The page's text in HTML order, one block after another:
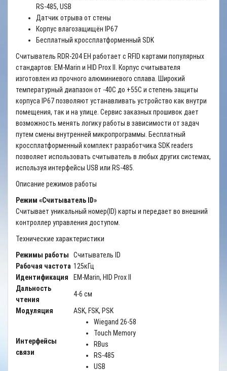
RS-485, USB
Датчик отрыва от стены
Корпус влагозащищён IP67
Бесплатный кроссплатформенный SDK
Считыватель RDR-204 EH работает с RFID картами популярных
стандартов: EM-Marin и HID Prox II. Корпус считывателя
изготовлен из прочного алюминиевого сплава. Широкий
температурный диапазон от -40С до +55C и степень защиты
корпуса IP67 позволяют устанавливать устройство как внутри
помещения, так и на улице. Сервис заказных прошивок дает
возможность менять логику работы в зависимости от задач
путем смены внутренней микропрограммы. Бесплатный
кроссплатформенный комплект разработчика SDK readers
позволяет использовать считыватель в любых других системах,
используя интерфейсы USB или RS-485.
Описание режимов работы
Режим «Считыватель ID»
Считывает уникальный номер(ID) карты и передает во внешний
контроллер управления доступом.
Технические характеристики
Режимы работы
Считыватель ID
Рабочая частота 125кГц
Идентификация
EM-Marin, HID Prox II
Дальность
чтения
4-6 см
Модуляция ASK, FSK, PSK
Интерфейсы
связи
Wiegand 26-58
Touch Memory
RBus
RS-485
USB